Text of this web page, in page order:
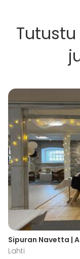
Sipuran Navetta |
Lahti